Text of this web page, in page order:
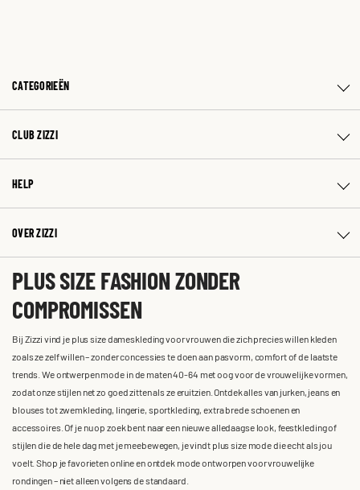
CATEGORIEËN
CLUB ZIZZI
HELP
OVER ZIZZI
PLUS SIZE FASHION ZONDER
COMPROMISSEN
Bij Zizzi vind je plus size dameskleding voor vrouwen die zich precies willen kleden
zoals ze zelf willen – zonder concessies te doen aan pasvorm, comfort of de laatste
trends. We ontwerpen mode in de maten 40-64 met oog voor de vrouwelijke vormen,
zodat onze stijlen net zo goed zitten als ze eruitzien. Ontdek alles van jurken, jeans en
blouses tot zwemkleding, lingerie, sportkleding, extra brede schoenen en
accessoires. Of je nu op zoek bent naar een nieuwe alledaagse look, feestkleding of
stijlen die de hele dag met je meebewegen, je vindt plus size mode die echt als jou
voelt. Shop je favorieten online en ontdek mode ontworpen voor vrouwelijke
rondingen – niet alleen volgens de standaard.